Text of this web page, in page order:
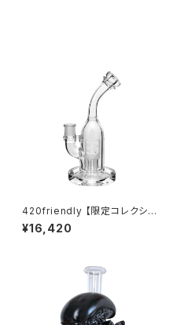
420friendly 【限定コレクショ
ン】EG Glass Tree Perc Diff
user Dab Rig / ガラスボング
¥16,420